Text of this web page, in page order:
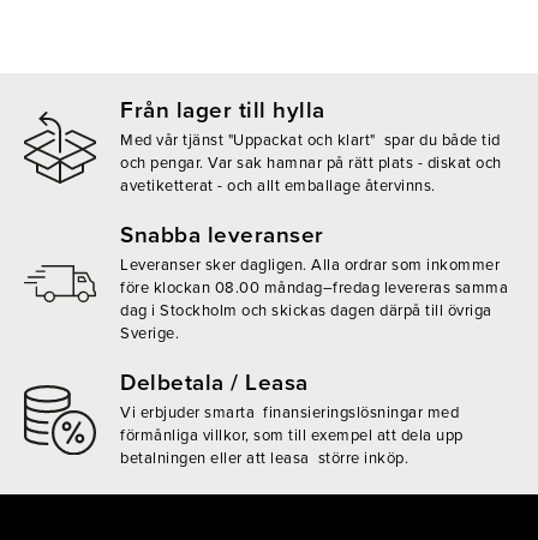
Från lager till hylla
Med vår tjänst "Uppackat och klart" spar du både tid
och pengar. Var sak hamnar på rätt plats - diskat och
avetiketterat - och allt emballage återvinns.
Snabba leveranser
Leveranser sker dagligen. Alla ordrar som inkommer
före klockan 08.00 måndag–fredag levereras samma
dag i Stockholm och skickas dagen därpå till övriga
Sverige.
Delbetala / Leasa
Vi erbjuder smarta finansieringslösningar med
förmånliga villkor, som till exempel att dela upp
betalningen eller att leasa större inköp.